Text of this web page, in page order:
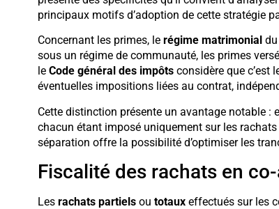
principaux motifs d’adoption de cette stratégie
Concernant les primes, le régime matrimonial
sous un régime de communauté, les primes
le Code général des impôtsconsidère que c’est
éventuelles impositions liées au contrat,
Cette distinction présente un avantage notable :
chacun étant imposé uniquement sur les
séparation offre la possibilité d’optimiser les
Fiscalité des rachats en
Les rachats partielsou totauxeffectués sur les